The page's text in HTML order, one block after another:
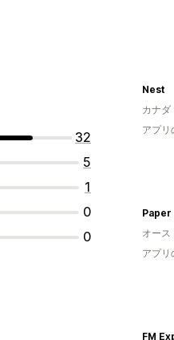
32
5
1
0
0
Nest
カナダ
アプリ
オース
アプリ
FM